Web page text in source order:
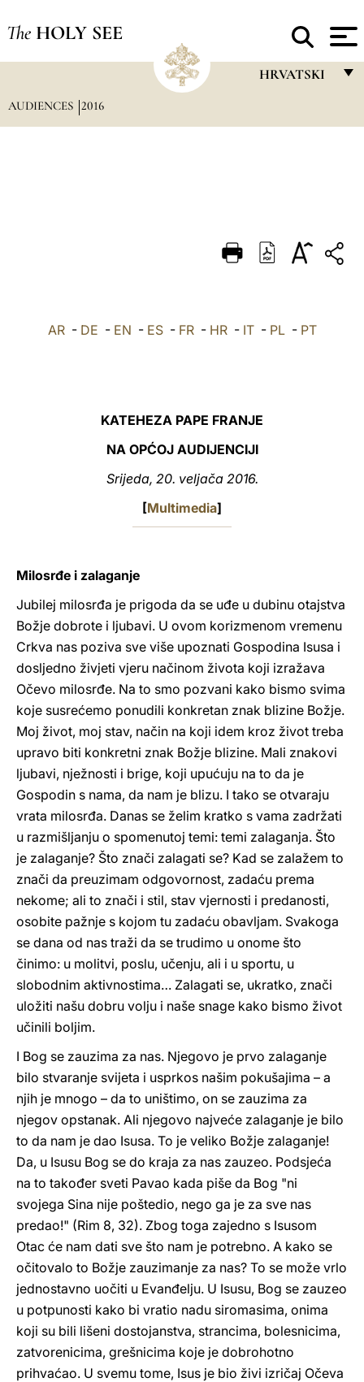
The HOLY SEE
HRVATSKI
DEUTSCH
العربيّة
AUDIENCES 2016
AR- DE - EN - ES- FR- HR- IT- PL- PT
KATEHEZA PAPE FRANJE
NA OPĆOJ AUDIJENCIJI
Srijeda, 20. veljača 2016.
[Multimedia]
Milosrđe i zalaganje
Jubilej milosrđa je prigoda da se uđe u dubinu otajstva
Božje dobrote i ljubavi. U ovom korizmenom vremenu
Crkva nas poziva sve više upoznati Gospodina Isusa i
dosljedno živjeti vjeru načinom života koji izražava
Očevo milosrđe. Na to smo pozvani kako bismo svima
koje susrećemo ponudili konkretan znak blizine Božje.
Moj život, moj stav, način na koji idem kroz život treba
upravo biti konkretni znak Božje blizine. Mali znakovi
ljubavi, nježnosti i brige, koji upućuju na to da je
Gospodin s nama, da nam je blizu. I tako se otvaraju
vrata milosrđa. Danas se želim kratko s vama zadržati
u razmišljanju o spomenutoj temi: temi zalaganja. Što
je zalaganje? Što znači zalagati se? Kad se zalažem to
znači da preuzimam odgovornost, zadaću prema
nekome; ali to znači i stil, stav vjernosti i predanosti,
osobite pažnje s kojom tu zadaću obavljam. Svakoga
se dana od nas traži da se trudimo u onome što
činimo: u molitvi, poslu, učenju, ali i u sportu, u
slobodnim aktivnostima… Zalagati se, ukratko, znači
uložiti našu dobru volju i naše snage kako bismo život
učinili boljim.
I Bog se zauzima za nas. Njegovo je prvo zalaganje
bilo stvaranje svijeta i usprkos našim pokušajima – a
njih je mnogo – da to uništimo, on se zauzima za
njegov opstanak. Ali njegovo najveće zalaganje je bilo
to da nam je dao Isusa. To je veliko Božje zalaganje!
Da, u Isusu Bog se do kraja za nas zauzeo. Podsjeća
na to također sveti Pavao kada piše da Bog "ni
svojega Sina nije poštedio, nego ga je za sve nas
predao!" (Rim 8, 32). Zbog toga zajedno s Isusom
Otac će nam dati sve što nam je potrebno. A kako se
očitovalo to Božje zauzimanje za nas? To se može vrlo
jednostavno uočiti u Evanđelju. U Isusu, Bog se zauzeo
u potpunosti kako bi vratio nadu siromasima, onima
koji su bili lišeni dostojanstva, strancima, bolesnicima,
zatvorenicima, grešnicima koje je dobrohotno
prihvaćao. U svemu tome, Isus je bio živi izričaj Očeva